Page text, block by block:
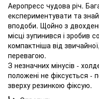
Аеропресс чудова річ.
експериментувати та
вподоби. Щойно з
місці зупинився і зробив
компактніша від
перевагою.
З незначних мінусів -
положені не фіксується -
зверху резинкою фіксую.